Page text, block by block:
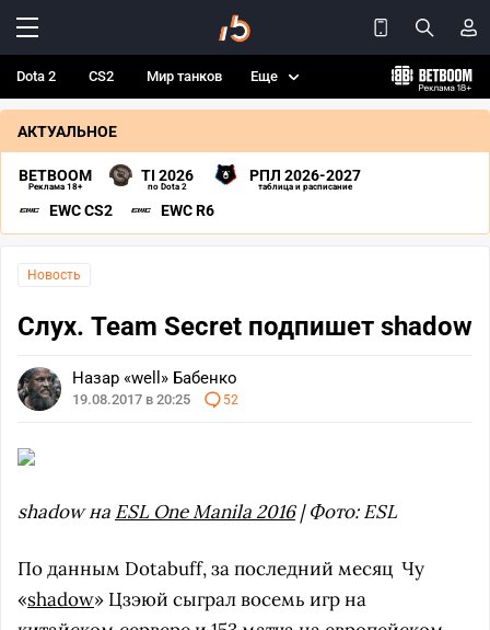
Dota 2 CS2 Мир танков Еще
АКТУАЛЬНОЕ
BETBOOM
Реклама 18+
TI 2026
по Dota 2
РПЛ 2026-2027
таблица и расписание
EWC CS2 EWC R6
Новость
Слух. Team Secret подпишет shadow
Назар «well» Бабенко
19.08.2017 в 20:25 52
shadow на ESL One Manila 2016| Фото: ESL
По данным Dotabuff, за последний месяц Чу
«shadow» Цзэюй сыграл восемь игр на